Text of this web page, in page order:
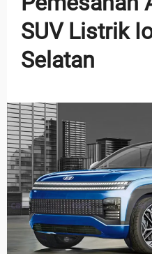
SUV Listrik
Selatan